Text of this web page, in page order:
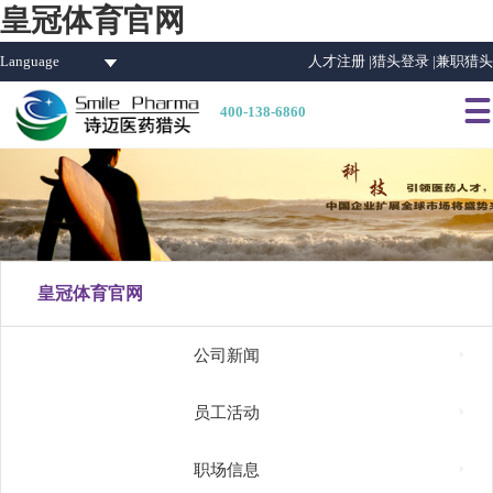
皇冠体育官网
Language 人才注册 |猎头登录 |兼职猎头
400-138-6860 
皇冠体育官网
公司新闻
员工活动
职场信息